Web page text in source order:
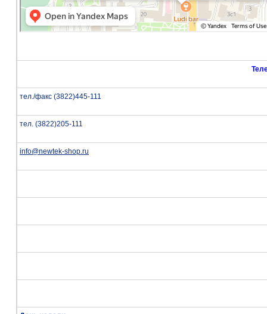
тел./факс (3822)445-111
тел. (3822)205-111
info@newtek-shop.ru